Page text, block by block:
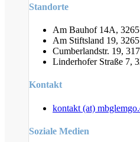
Standorte
Am Bauhof 14A,
Am Stiftsland 19,
Cumberlandstr. 19,
Linderhofer Straße 7,
Kontakt
kontakt (at)
Soziale Medien